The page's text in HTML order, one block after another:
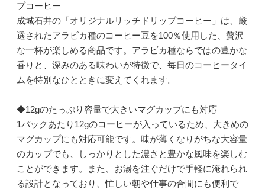
プコーヒー
成城石井の「オリジナルリッチドリップコーヒー」は、厳
選されたアラビカ種のコーヒー豆を100％使用した、贅沢
な一杯が楽しめる商品です。アラビカ種ならではの豊かな
香りと、深みのある味わいが特徴で、毎日のコーヒータイ
ムを特別なひとときに変えてくれます。
◆12gのたっぷり容量で大きいマグカップにも対応
1パックあたり12gのコーヒーが入っているため、大きめの
マグカップにも対応可能です。味が薄くなりがちな大容量
のカップでも、しっかりとした濃さと豊かな風味を楽しむ
ことができます。また、お湯を注ぐだけで手軽に淹れられ
る設計となっており、忙しい朝や仕事の合間にも便利で